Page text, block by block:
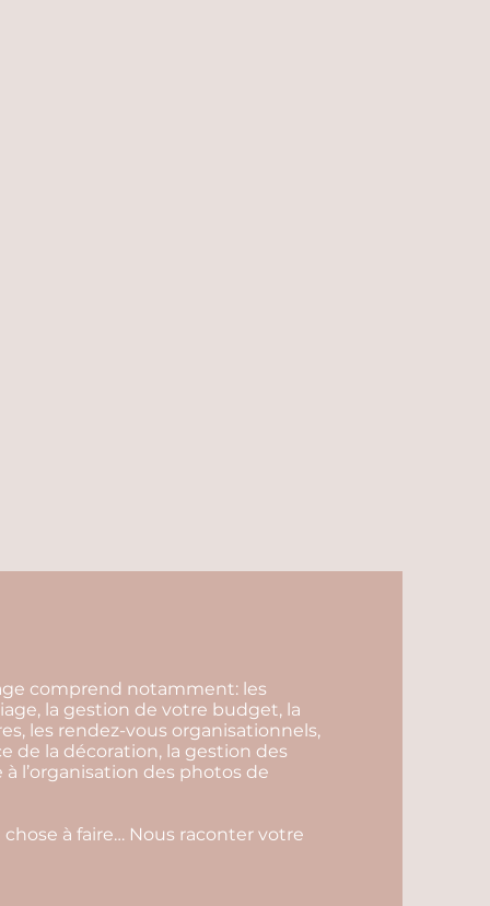
comprend notamment: les
la gestion de votre budget, la
les rendez-vous organisationnels,
de la décoration, la gestion des
à l’organisation des photos de
à faire… Nous raconter votre